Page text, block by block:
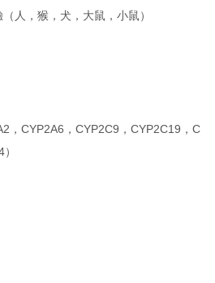
猴，犬，大鼠，小鼠）
，CYP2C9，CYP2C19，C